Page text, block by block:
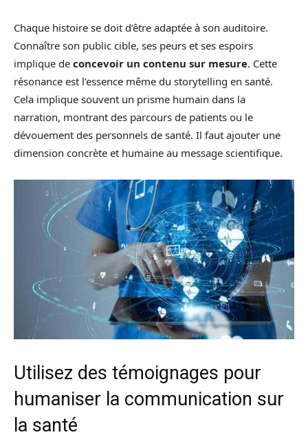
Chaque histoire se doit d’être adaptée à son auditoire.
Connaître son public cible, ses peurs et ses espoirs
implique de concevoir un contenu sur mesure. Cette
résonance est l’essence même du storytelling en santé.
Cela implique souvent un prisme humain dans la
narration, montrant des parcours de patients ou le
dévouement des personnels de santé. Il faut ajouter une
dimension concrète et humaine au message scientifique.
Utilisez des témoignages pour
humaniser la communication sur
la santé